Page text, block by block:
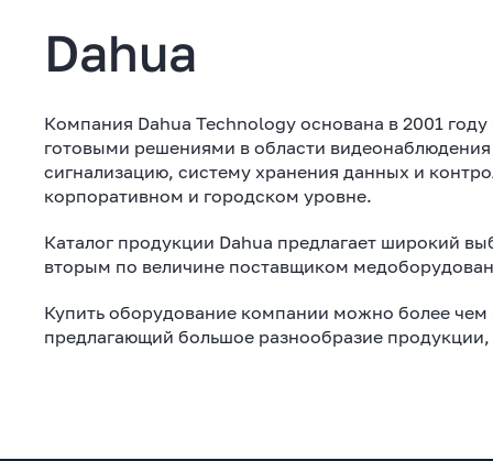
Dahua
Компания Dahua Technology основана в 2001
готовыми решениями в области
сигнализацию, систему хранения данных и
корпоративном и городском уровне.
Каталог продукции Dahua предлагает широкий
вторым по величине поставщиком
Купить оборудование компании можно более
предлагающий большое разнообразие